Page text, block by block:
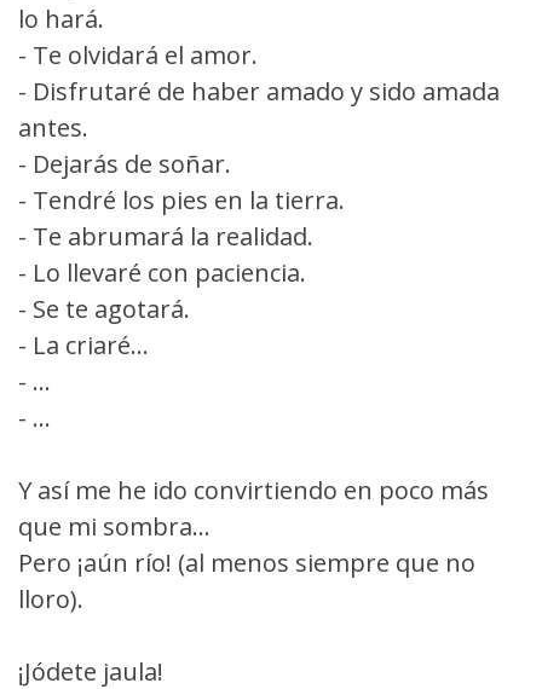
lo hará.
- Te olvidará el amor.
- Disfrutaré de haber amado y sido amada
antes.
- Dejarás de soñar.
- Tendré los pies en la tierra.
- Te abrumará la realidad.
- Lo llevaré con paciencia.
- Se te agotará.
- La criaré...
- ...
- ...
Y así me he ido convirtiendo en poco más
que mi sombra...
Pero ¡aún río! (al menos siempre que no
lloro).
¡Jódete jaula!